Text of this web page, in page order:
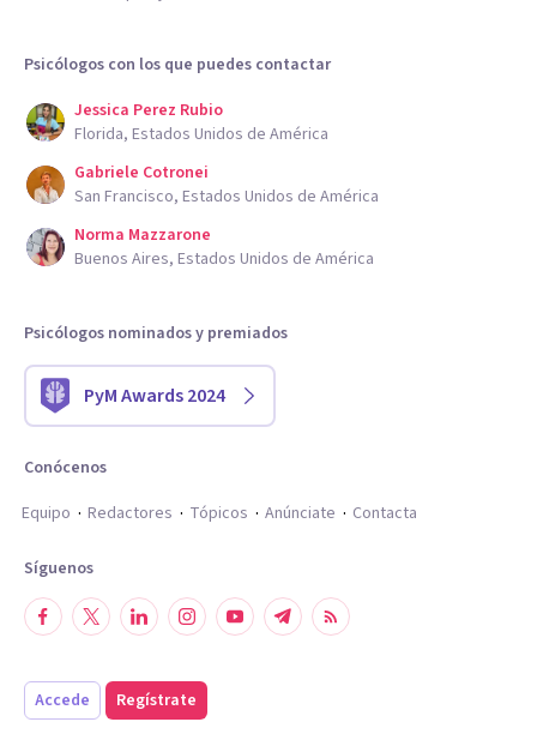
Psicólogos con los que puedes contactar
Jessica Perez Rubio
Florida, Estados Unidos de América
Gabriele Cotronei
San Francisco, Estados Unidos de América
Norma Mazzarone
Buenos Aires, Estados Unidos de América
Psicólogos nominados y premiados
PyM Awards 2024
Conócenos
Equipo
Redactores Tópicos Anúnciate Contacta
Síguenos
Accede Regístrate